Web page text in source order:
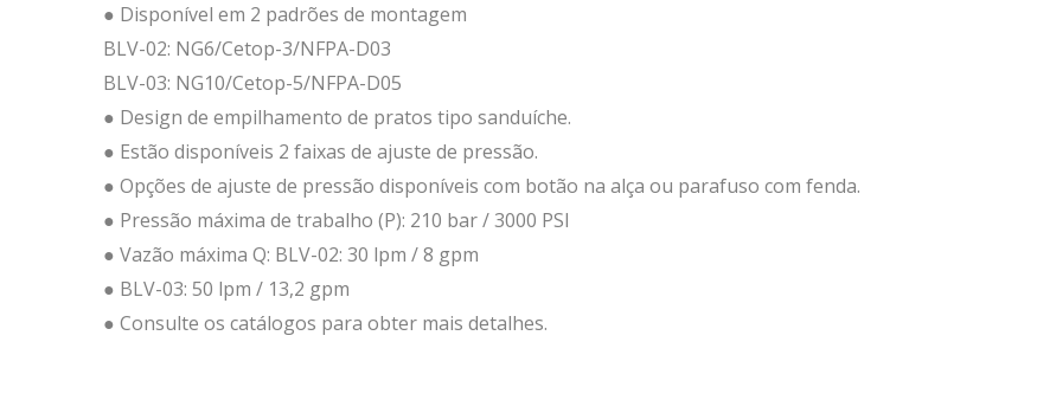
● Disponível em 2 padrões de montagem
BLV-02: NG6/Cetop-3/NFPA-D03
BLV-03: NG10/Cetop-5/NFPA-D05
● Design de empilhamento de pratos tipo sanduíche.
● Estão disponíveis 2 faixas de ajuste de pressão.
● Opções de ajuste de pressão disponíveis com botão na alça ou parafuso com fenda.
● Pressão máxima de trabalho (P): 210 bar / 3000 PSI
● Vazão máxima Q: BLV-02: 30 lpm / 8 gpm
● BLV-03: 50 lpm / 13,2 gpm
● Consulte os catálogos para obter mais detalhes.